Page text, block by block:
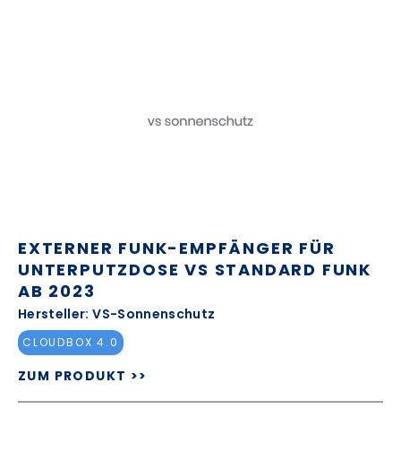
EXTERNER FUNK-EMPFÄNGER FÜR
UNTERPUTZDOSE VS STANDARD FUNK
AB 2023
Hersteller: VS-Sonnenschutz
CLOUDBOX 4.0
ZUM PRODUKT >>